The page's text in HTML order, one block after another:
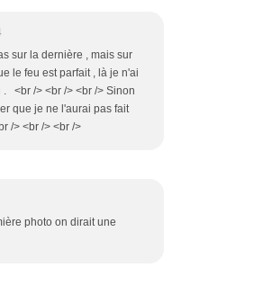
sur la dernière , mais sur
le feu est parfait , là je n'ai
<br /> <br /> <br /> Sinon
que je ne l'aurai pas fait
/> <br /> <br />
photo on dirait une